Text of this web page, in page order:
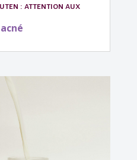
: attention aux